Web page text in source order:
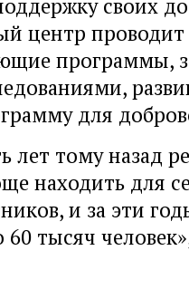
центр
программы,
для
лет тому назад
находить для
и за эти
тысяч